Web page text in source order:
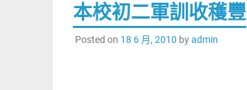
本校初二軍訓收穫豐
Posted on 18 6 月, 2010 byadmin